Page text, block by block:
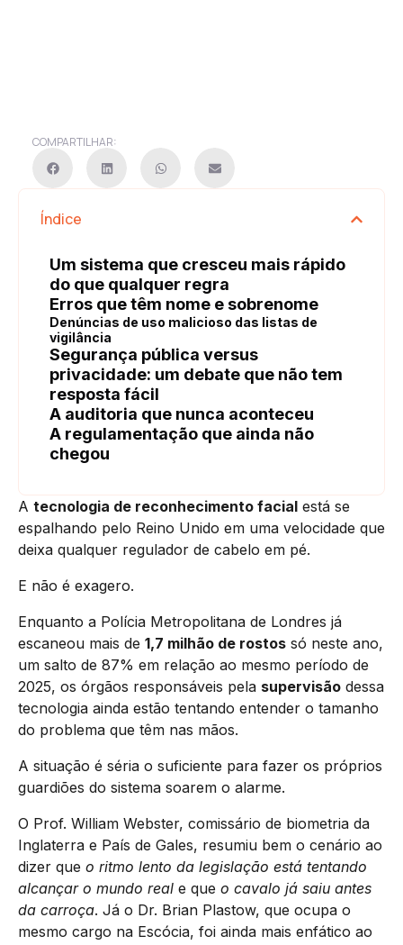
COMPARTILHAR:
Índice
Um sistema que cresceu mais rápido
do que qualquer regra
Erros que têm nome e sobrenome
Denúncias de uso malicioso das listas de
vigilância
Segurança pública versus
privacidade: um debate que não tem
resposta fácil
A auditoria que nunca aconteceu
A regulamentação que ainda não
chegou
A tecnologia de reconhecimento facial está se
espalhando pelo Reino Unido em uma velocidade que
deixa qualquer regulador de cabelo em pé.
E não é exagero.
Enquanto a Polícia Metropolitana de Londres já
escaneou mais de 1,7 milhão de rostos só neste ano,
um salto de 87% em relação ao mesmo período de
2025, os órgãos responsáveis pela supervisão dessa
tecnologia ainda estão tentando entender o tamanho
do problema que têm nas mãos.
A situação é séria o suficiente para fazer os próprios
guardiões do sistema soarem o alarme.
O Prof. William Webster, comissário de biometria da
Inglaterra e País de Gales, resumiu bem o cenário ao
dizer que o ritmo lento da legislação está tentando
alcançar o mundo real e que o cavalo já saiu antes
da carroça. Já o Dr. Brian Plastow, que ocupa o
mesmo cargo na Escócia, foi ainda mais enfático ao